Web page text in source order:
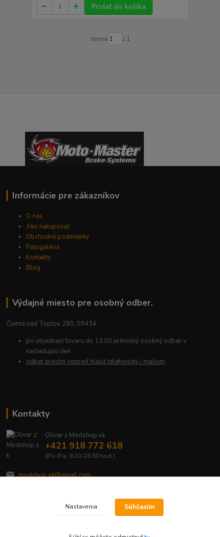
Pridať do košíka
strana z 1
Informácie pre zákazníkov
O nás
Ako nakupovať
Obchodné podmienky
Fotogaléria
Kontakty
Blog
Výdajné miesto pre osobný odber.
Čierne nad Topľou 290, 09434
pri objednaní tovaru do 13:00 je možný osobný odber v
nasledujúci deň
odber prosím vopred hlásiť telefonicky / mailom.
Kontakty
Oliver z Modshop.sk
+421 918 772 618
(Po-Pia, 8:30-16:30 hod.)
modshop.sk@gmail.com
Nastavenia Súhlasím